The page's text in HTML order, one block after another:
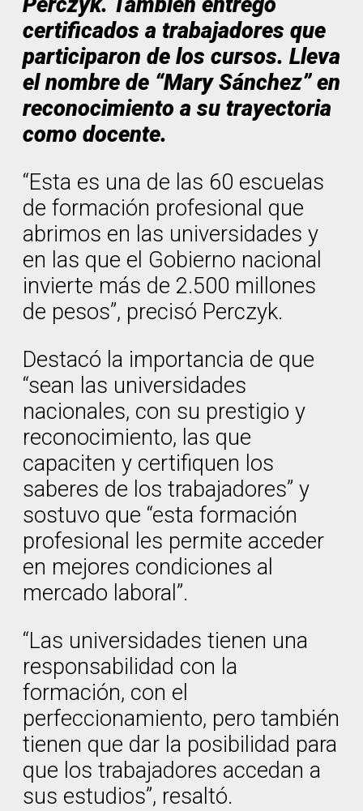
certificados a trabajadores que
participaron de los cursos. Lleva
el nombre de “Mary Sánchez” en
reconocimiento a su trayectoria
como docente.
“Esta es una de las 60 escuelas
de formación profesional que
abrimos en las universidades y
en las que el Gobierno nacional
invierte más de 2.500 millones
de pesos”, precisó Perczyk.
Destacó la importancia de que
“sean las universidades
nacionales, con su prestigio y
reconocimiento, las que
capaciten y certifiquen los
saberes de los trabajadores” y
sostuvo que “esta formación
profesional les permite acceder
en mejores condiciones al
mercado laboral”.
“Las universidades tienen una
responsabilidad con la
formación, con el
perfeccionamiento, pero también
tienen que dar la posibilidad para
que los trabajadores accedan a
sus estudios”, resaltó.